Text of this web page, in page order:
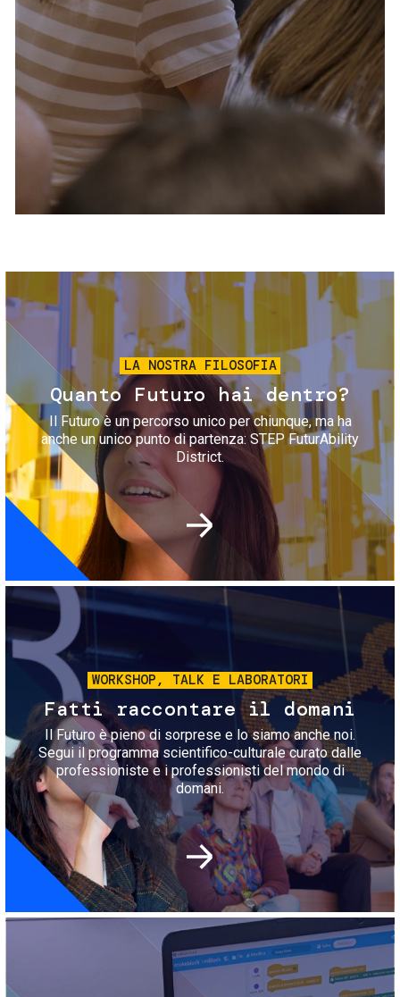
Servizi e accessibilità
Contatti
FAQ
Biglietti
Immagine
LA NOSTRA FILOSOFIA
Quanto Futuro hai dentro?
Il Futuro è un percorso unico per chiunque, ma ha
anche un unico punto di partenza: STEP FuturAbility
District.
Immagine
WORKSHOP, TALK E LABORATORI
Fatti raccontare il domani
Il Futuro è pieno di sorprese e lo siamo anche noi.
Segui il programma scientifico-culturale curato dalle
professioniste e i professionisti del mondo di
domani.
Immagine